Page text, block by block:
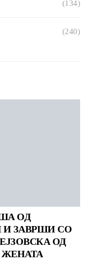
(134)
(240)
ОД
И ЗАВРШИ СО
ОД
ЖЕНАТА